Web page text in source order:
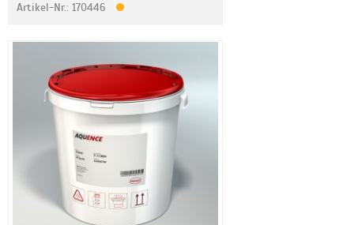
Artikel-Nr.: 170446